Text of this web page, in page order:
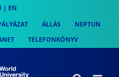
| EN
ÁLLÁS
NEPTUN
TELEFONKÖNYV